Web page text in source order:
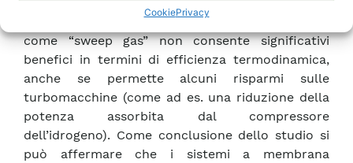
CookiePrivacy
hoc (effettuate a pari superficie di membrana)
hanno dimostrato però che l’utilizzo di vapore
come “sweep gas” non consente significativi
benefici in termini di efficienza termodinamica,
anche se permette alcuni risparmi sulle
turbomacchine (come ad es. una riduzione della
potenza assorbita dal compressore
dell’idrogeno). Come conclusione dello studio si
può affermare che i sistemi a membrana